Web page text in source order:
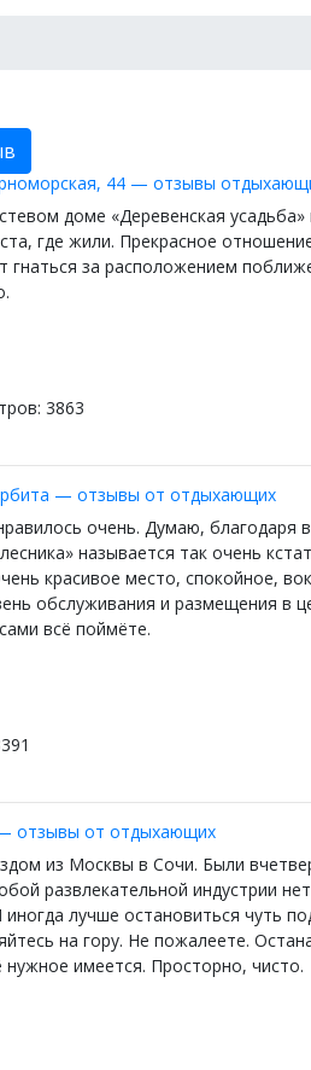
44 — отзывы
доме «Деревенская
где жили. Прекрасное
гнаться за расположением
3863
— отзывы от отдыхающих
очень. Думаю, благодаря
называется так очень
красивое место, спокойное,
обслуживания и размещения в
всё поймёте.
— отзывы от отдыхающих
из Москвы в Сочи. Были
развлекательной индустрии
лучше остановиться чуть
на гору. Не пожалеете.
имеется. Просторно, чисто.